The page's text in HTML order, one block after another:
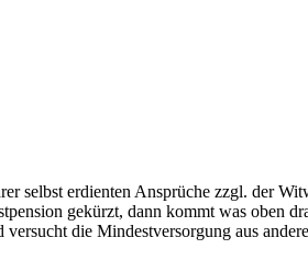
selbst erdienten Ansprüche zzgl. der
gekürzt, dann kommt was oben
die Mindestversorgung aus